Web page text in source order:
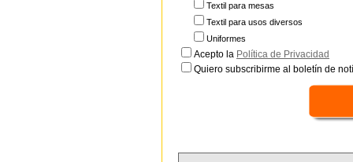
Textil para mesas
Textil para usos diversos
Uniformes
Acepto la Política de Privacidad
Quiero subscribirme al boletín de